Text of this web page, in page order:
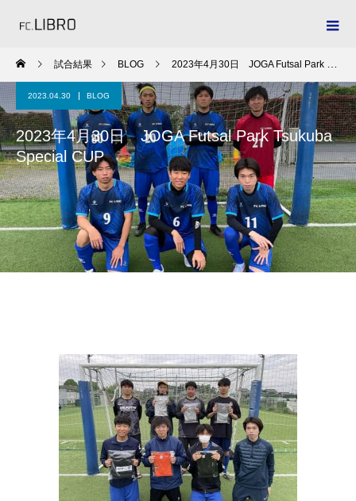
試合結果 BLOG 2023年4月30日 JOGA Futsal Park Tsukuba Special CUP
2023.04.30 BLOG
2023年4月30日 JOGA Futsal Park Tsukuba
Special CUP